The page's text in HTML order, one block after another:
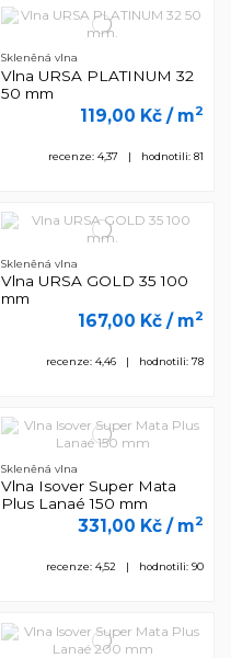
Skleněná vlna
Vlna URSA PLATINUM 32
50 mm
119,00 Kč / m2
recenze: 4,37 | hodnotili: 81
Skleněná vlna
Vlna URSA GOLD 35 100
mm
167,00 Kč / m2
recenze: 4,46 | hodnotili: 78
Skleněná vlna
Vlna Isover Super Mata
Plus Lanaé 150 mm
331,00 Kč / m2
recenze: 4,52 | hodnotili: 90